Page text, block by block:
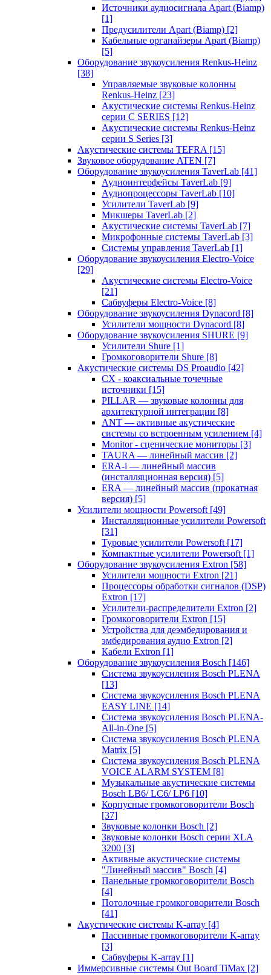
Источники аудиосигнала Apart (Biamp)
[1]
Предусилители Apart (Biamp) [2]
Кабельные органайзеры Apart (Biamp)
[5]
Оборудование звукоусиления Renkus-Heinz
[38]
Управляемые звуковые колонны
Renkus-Heinz [23]
Акустические системы Renkus-Heinz
серии C SERIES [12]
Акустические системы Renkus-Heinz
серии S Series [3]
Акустические системы TEFRA [15]
Звуковое оборудование ATEN [7]
Оборудование звукоусиления TaverLab [41]
Аудиоинтерфейсы TaverLab [9]
Аудиопроцессоры TaverLab [10]
Усилители TaverLab [9]
Микшеры TaverLab [2]
Акустические системы TaverLab [7]
Микрофонные системы TaverLab [3]
Системы управления TaverLab [1]
Оборудование звукоусиления Electro-Voice
[29]
Акустические системы Electro-Voice
[21]
Сабвуферы Electro-Voice [8]
Оборудование звукоусиления Dynacord [8]
Усилители мощности Dynacord [8]
Оборудование звукоусиления SHURE [9]
Усилители Shure [1]
Громкоговорители Shure [8]
Акустические системы DS Proaudio [42]
CX - коаксиальные точечные
источники [15]
PILLAR — звуковые колонны для
архитектурной интеграции [8]
ANT — активные акустические
системы со встроенным усилением [4]
Monitor - сценические мониторы [3]
TAURA — линейный массив [2]
ERA-i — линейный массив
(инсталляционная версия) [5]
ERA — линейный массив (прокатная
версия) [5]
Усилители мощности Powersoft [49]
Инсталляционные усилители Powersoft
[31]
Туровые усилители Powersoft [17]
Компактные усилители Powersoft [1]
Оборудование звукоусиления Extron [58]
Усилители мощности Extron [21]
Процессоры обработки сигналов (DSP)
Extron [17]
Усилители-распределители Extron [2]
Громкоговорители Extron [15]
Устройства для деэмбедирования и
эмбедирования аудио Extron [2]
Кабели Extron [1]
Оборудование звукоусиления Bosch [146]
Система звукоусиления Bosch PLENA
[13]
Система звукоусиления Bosch PLENA
EASY LINE [14]
Система звукоусиления Bosch PLENA-
All-in-One [5]
Система звукоусиления Bosch PLENA
Matrix [5]
Система звукоусиления Bosch PLENA
VOICE ALARM SYSTEM [8]
Музыкальные акустические системы
Bosch LB6/ LC6/ LP6 [10]
Корпусные громкоговорители Bosch
[37]
Звуковые колонки Bosch [2]
Звуковые колонки Bosch серии XLA
3200 [3]
Активные акустические системы
"Линейный массив" Bosch [4]
Панельные громкоговорители Bosch
[4]
Потолочные громкоговорители Bosch
[41]
Акустические системы K-array [4]
Пассивные громкоговорители K-array
[3]
Сабвуферы K-array [1]
Иммерсивные системы Out Board TiMax [2]